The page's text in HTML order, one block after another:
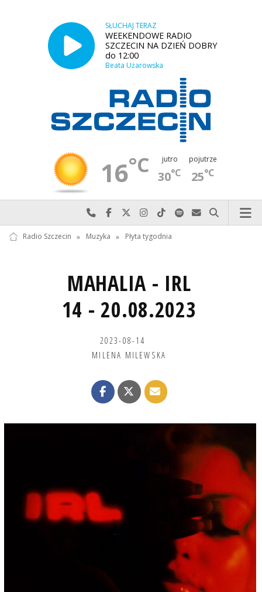
SŁUCHAJ TERAZ
WEEKENDOWE RADIO
SZCZECIN NA DZIEŃ DOBRY
do 12:00
Beata Użarowska
16°C jutro
30°C
pojutrze
25°C
Najlepiej po prostu do nas zadzwoń
Odwiedź nas na Facebook-u
Odwiedź nas na X
Odwiedź nas na Instagram-ie
Odwiedź nas na TikTok-u
Szukaj nas na Spotify
Wyślij do nas
Szukaj
Radio Szczecin » Muzyka » Płyta tygodnia
MAHALIA - IRL
14 - 20.08.2023
2023-08-14
MILENA MILEWSKA